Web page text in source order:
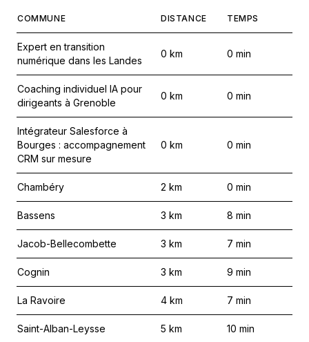
COMMUNE DISTANCE TEMPS
Expert en transition
numérique dans les Landes
0 km 0 min
Coaching individuel IA pour
dirigeants à Grenoble
0 km 0 min
Intégrateur Salesforce à
Bourges : accompagnement
CRM sur mesure
0 km 0 min
Chambéry 2 km 0 min
Bassens 3 km 8 min
Jacob-Bellecombette 3 km 7 min
Cognin 3 km 9 min
La Ravoire 4 km 7 min
Saint-Alban-Leysse 5 km 10 min